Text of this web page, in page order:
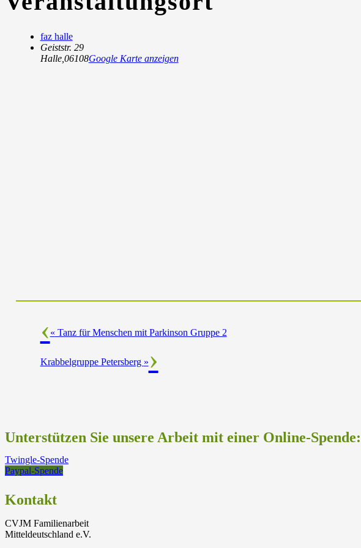
faz halle
Geiststr. 29
Halle, 06108Google Karte anzeigen
« Tanz für Menschen mit Parkinson Gruppe 2
Krabbelgruppe Petersberg »
Unterstützen Sie unsere Arbeit mit einer Online-Spende:
Twingle-Spende
Paypal-Spende
Kontakt
CVJM Familienarbeit
Mitteldeutschland e.V.